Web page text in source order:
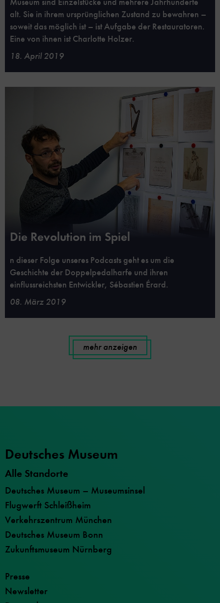
alt. Sie in ihrem ursprünglichen Zustand zu bewahren –
soweit das möglich ist – ist Aufgabe der Restauratoren.
Eine von ihnen ist Charlotte Holzer.
18. April 2019
Die Revolution im Spiel
n dieser Folge unseres Podcasts geht es um die
Geschichte der Doppelpedalharfe und ihren
einflussreichsten Entwickler, Sébastien Érard.
08. März 2019
mehr anzeigen
Deutsches Museum
Alle Standorte
Deutsches Museum – Museumsinsel
Flugwerft Schleißheim
Verkehrszentrum München
Deutsches Museum Bonn
Zukunftsmuseum Nürnberg
Presse
Newsletter